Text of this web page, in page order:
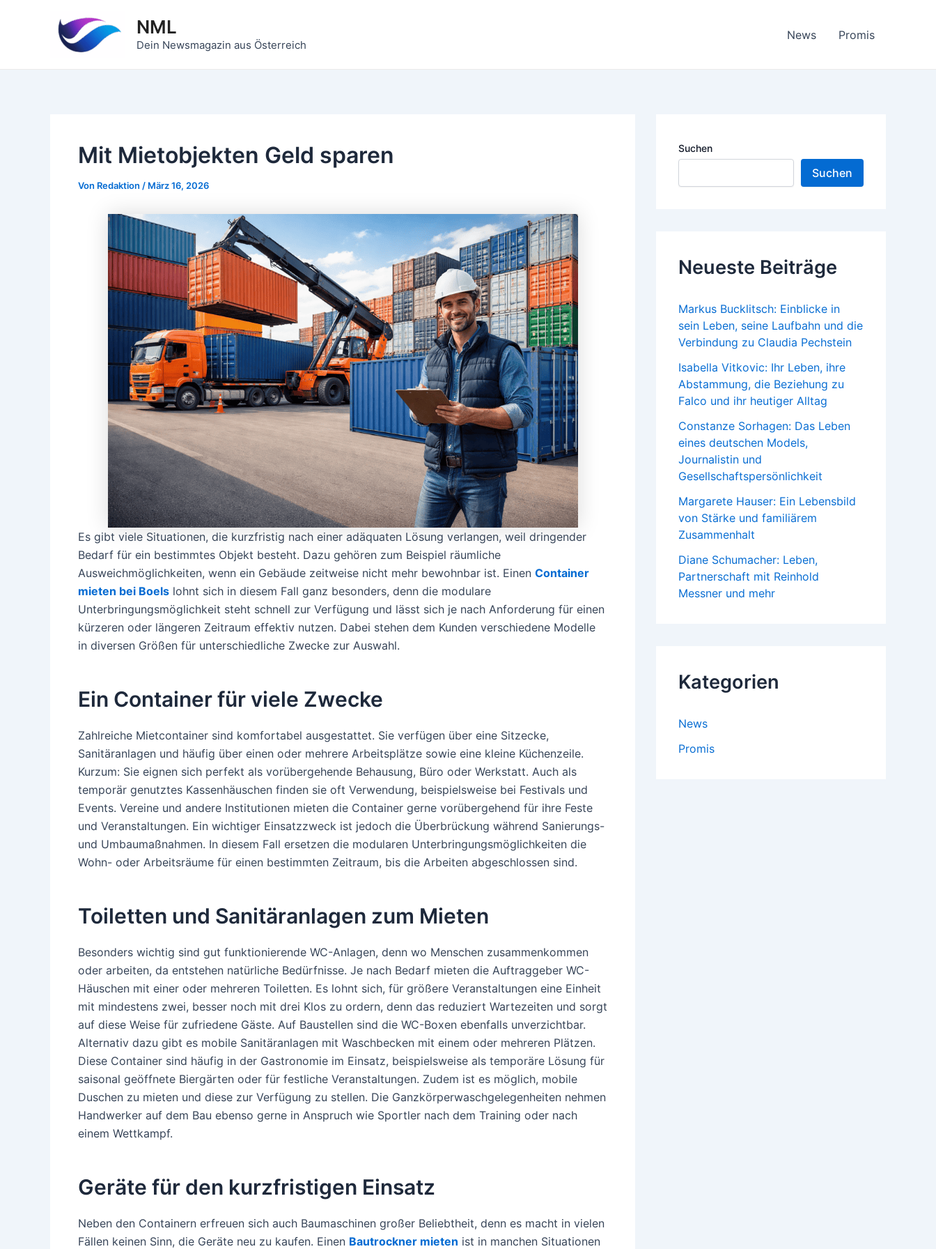
NML
Dein Newsmagazin aus Österreich
News Promis
Mit Mietobjekten Geld sparen
Von Redaktion / März 16, 2026
Es gibt viele Situationen, die kurzfristig nach einer adäquaten Lösung verlangen, weil dringender
Bedarf für ein bestimmtes Objekt besteht. Dazu gehören zum Beispiel räumliche
Ausweichmöglichkeiten, wenn ein Gebäude zeitweise nicht mehr bewohnbar ist. Einen Container
mieten bei Boels lohnt sich in diesem Fall ganz besonders, denn die modulare
Unterbringungsmöglichkeit steht schnell zur Verfügung und lässt sich je nach Anforderung für einen
kürzeren oder längeren Zeitraum effektiv nutzen. Dabei stehen dem Kunden verschiedene Modelle
in diversen Größen für unterschiedliche Zwecke zur Auswahl.
Ein Container für viele Zwecke
Zahlreiche Mietcontainer sind komfortabel ausgestattet. Sie verfügen über eine Sitzecke,
Sanitäranlagen und häufig über einen oder mehrere Arbeitsplätze sowie eine kleine Küchenzeile.
Kurzum: Sie eignen sich perfekt als vorübergehende Behausung, Büro oder Werkstatt. Auch als
temporär genutztes Kassenhäuschen finden sie oft Verwendung, beispielsweise bei Festivals und
Events. Vereine und andere Institutionen mieten die Container gerne vorübergehend für ihre Feste
und Veranstaltungen. Ein wichtiger Einsatzzweck ist jedoch die Überbrückung während Sanierungs-
und Umbaumaßnahmen. In diesem Fall ersetzen die modularen Unterbringungsmöglichkeiten die
Wohn- oder Arbeitsräume für einen bestimmten Zeitraum, bis die Arbeiten abgeschlossen sind.
Toiletten und Sanitäranlagen zum Mieten
Besonders wichtig sind gut funktionierende WC-Anlagen, denn wo Menschen zusammenkommen
oder arbeiten, da entstehen natürliche Bedürfnisse. Je nach Bedarf mieten die Auftraggeber WC-
Häuschen mit einer oder mehreren Toiletten. Es lohnt sich, für größere Veranstaltungen eine Einheit
mit mindestens zwei, besser noch mit drei Klos zu ordern, denn das reduziert Wartezeiten und sorgt
auf diese Weise für zufriedene Gäste. Auf Baustellen sind die WC-Boxen ebenfalls unverzichtbar.
Alternativ dazu gibt es mobile Sanitäranlagen mit Waschbecken mit einem oder mehreren Plätzen.
Diese Container sind häufig in der Gastronomie im Einsatz, beispielsweise als temporäre Lösung für
saisonal geöffnete Biergärten oder für festliche Veranstaltungen. Zudem ist es möglich, mobile
Duschen zu mieten und diese zur Verfügung zu stellen. Die Ganzkörperwaschgelegenheiten nehmen
Handwerker auf dem Bau ebenso gerne in Anspruch wie Sportler nach dem Training oder nach
einem Wettkampf.
Geräte für den kurzfristigen Einsatz
Neben den Containern erfreuen sich auch Baumaschinen großer Beliebtheit, denn es macht in vielen
Fällen keinen Sinn, die Geräte neu zu kaufen. Einen Bautrockner mieten ist in manchen Situationen
Suchen
Suchen
Neueste Beiträge
Markus Bucklitsch: Einblicke in
sein Leben, seine Laufbahn und die
Verbindung zu Claudia Pechstein
Isabella Vitkovic: Ihr Leben, ihre
Abstammung, die Beziehung zu
Falco und ihr heutiger Alltag
Constanze Sorhagen: Das Leben
eines deutschen Models,
Journalistin und
Gesellschaftspersönlichkeit
Margarete Hauser: Ein Lebensbild
von Stärke und familiärem
Zusammenhalt
Diane Schumacher: Leben,
Partnerschaft mit Reinhold
Messner und mehr
Kategorien
News
Promis